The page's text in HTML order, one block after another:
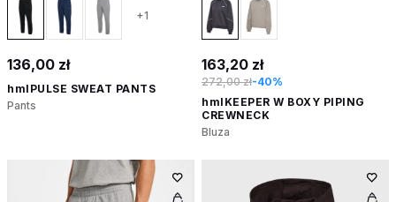
+1
136,00 zł
hmlPULSE SWEAT PANTS
Pants
163,20 zł
272,00 zł-40%
hmlKEEPER W BOXY PIPING
CREWNECK
Bluza